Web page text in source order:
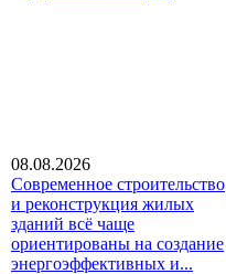
08.08.2026
Современное строительство
и реконструкция жилых
зданий всё чаще
ориентированы на создание
энергоэффективных и...